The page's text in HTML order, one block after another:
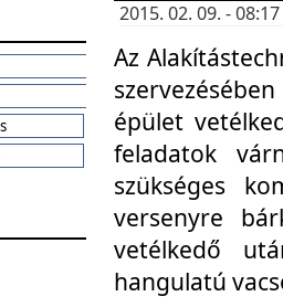
2015. 02. 09. -
Az
épület
feladatok
szükséges
versenyre
vetélkedő
hangulatú